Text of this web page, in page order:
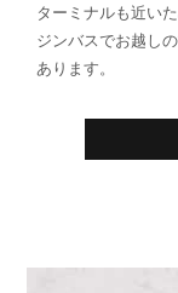
ターミナルも近い
ジンバスでお越し
あります。